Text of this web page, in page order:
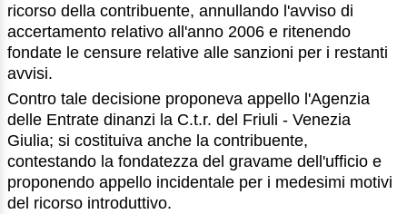
ricorso della contribuente, annullando l'avviso di
accertamento relativo all'anno 2006 e ritenendo
fondate le censure relative alle sanzioni per i restanti
avvisi.
Contro tale decisione proponeva appello l'Agenzia
delle Entrate dinanzi la C.t.r. del Friuli - Venezia
Giulia; si costituiva anche la contribuente,
contestando la fondatezza del gravame dell'ufficio e
proponendo appello incidentale per i medesimi motivi
del ricorso introduttivo.